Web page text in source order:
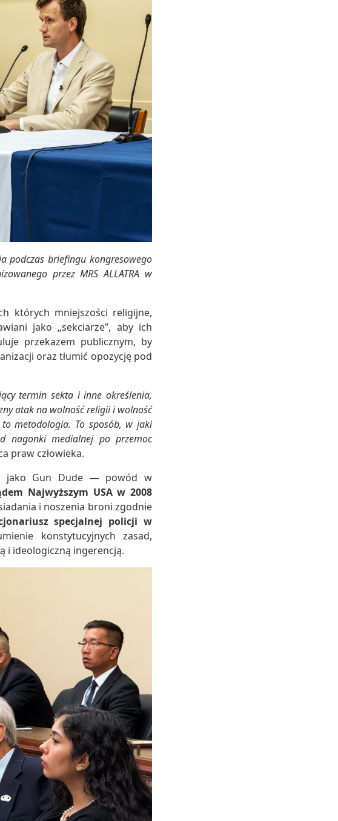
podczas briefingu kongresowego
przez MRS ALLATRA w
których mniejszości religijne,
jako „sekciarze”, aby ich
przekazem publicznym, by
oraz tłumić opozycję pod
termin sekta i inne określenia,
atak na wolność religii i wolność
metodologia. To sposób, w jaki
nagonki medialnej po przemoc
praw człowieka.
jako Gun Dude — powód w
Najwyższym USA w 2008
i noszenia broni zgodnie
specjalnej policji w
konstytucyjnych zasad,
i ideologiczną ingerencją.